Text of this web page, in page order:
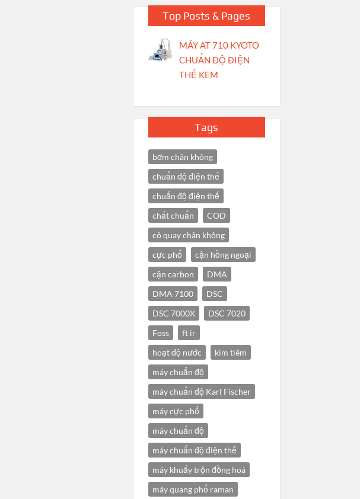
Top Posts & Pages
MÁY AT 710 KYOTO
CHUẨN ĐỘ ĐIỆN
THẾ KEM
Tags
bơm chân không
chuẩn độ điện thế
chuẩn độ điện thế
chất chuẩn
COD
cô quay chân không
cực phổ
cận hồng ngoại
cặn carbon
DMA
DMA 7100
DSC
DSC 7000X
DSC 7020
Foss
ft ir
hoạt độ nước
kim tiêm
máy chuẩn độ
máy chuẩn độ Karl Fischer
máy cực phổ
máy chuẩn độ
máy chuẩn độ điện thế
máy khuấy trộn đồng hoá
máy quang phổ raman